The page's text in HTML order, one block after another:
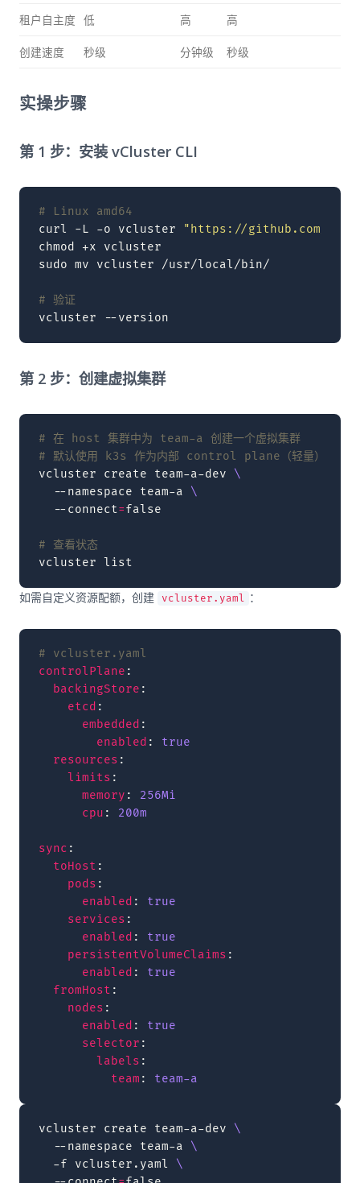
租户自主度 低 高 高
创建速度 秒级 分钟级 秒级
实操步骤
第 1 步：安装 vCluster CLI
# Linux amd64
curl
-L -o vcluster
"https://github.com/loft-
chmod
+x
vcluster
sudo mv vcluster /usr/local/bin/
# 验证
vcluster
第 2 步：创建虚拟集群
# 在 host 集群中为 team-a 创建一个虚拟集群
# 默认使用 k3s 作为内部 control plane（轻量）
vcluster
create team-a-dev
\
--namespace
team-a
\
--connect=false
# 查看状态
vcluster
如需自定义资源配额，创建 vcluster.yaml ：
# vcluster.yaml
controlPlane :
backingStore :
etcd :
embedded :
enabled :
true
resources :
limits :
memory :
256Mi
cpu : 200m
sync :
toHost :
pods :
enabled :
true
services :
enabled :
true
persistentVolumeClaims :
enabled :
true
fromHost :
nodes :
enabled :
true
selector :
labels :
team : team-a
vcluster create team-a-dev
\
--namespace
team-a
\
-f
vcluster.yaml
\